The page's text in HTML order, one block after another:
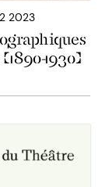
2023
1930)